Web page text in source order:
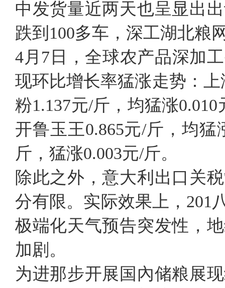
中发货量近两天也呈显出
跌到100多车，深工湖北粮
4月7日，全球农产品深加
现环比增长率猛涨走势：
粉1.137元/斤，均猛涨
开鲁玉王0.865元/斤，均猛
斤，猛涨0.003元/斤。
除此之外，意大利出口关
分有限。实际效果上，201
极端化天气预告突发性，
加剧。
为进那步开展国內储粮展